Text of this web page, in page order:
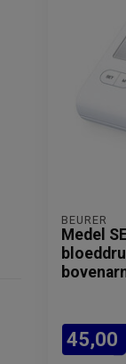
BEURER
Medel
45,00